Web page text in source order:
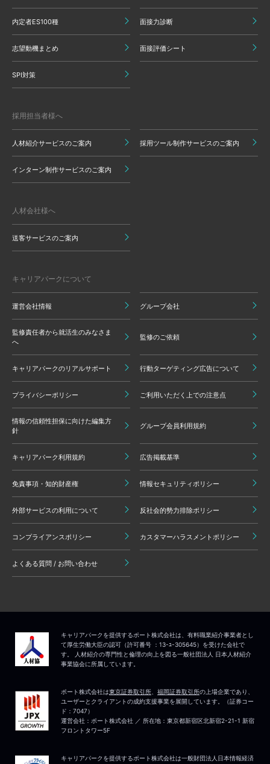
内定者ES100種 面接力診断
志望動機まとめ 面接評価シート
SPI対策
採用担当者様へ
人材紹介サービスのご案内 採用ツール制作サービスのご案内
インターン制作サービスのご案内
人材会社様へ
送客サービスのご案内
キャリアパークについて
運営会社情報 グループ会社
監修責任者から就活生のみなさま
へ
監修のご依頼
キャリアパークのリアルサポート 行動ターゲティング広告について
プライバシーポリシー ご利用いただく上での注意点
情報の信頼性担保に向けた編集方
針
グループ会員利用規約
キャリアパーク利用規約 広告掲載基準
免責事項・知的財産権 情報セキュリティポリシー
外部サービスの利用について 反社会的勢力排除ポリシー
コンプライアンスポリシー カスタマーハラスメントポリシー
よくある質問 / お問い合わせ